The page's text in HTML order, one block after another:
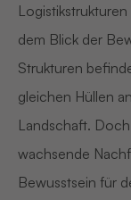
dem Blick der
Strukturen
gleichen Hüllen
Landschaft.
wachsende
Bewusstsein für